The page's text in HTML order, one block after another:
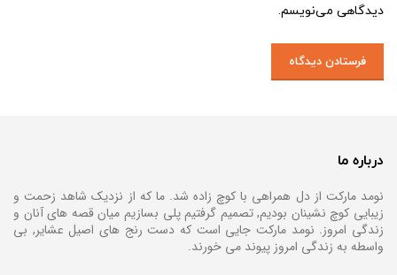
دیدگاهی می‌نویسم.
درباره ما
نومد مارکت از دل همراهی با کوچ زاده شد. ما که از نزدیک شاهد زحمت و
زیبایی کوچ نشینان بودیم, تصمیم گرفتیم پلی بسازیم میان قصه های آنان و
زندگی امروز. نومد مارکت جایی است که دست رنج های اصیل عشایر, بی
واسطه به زندگی امروز پیوند می خورند.